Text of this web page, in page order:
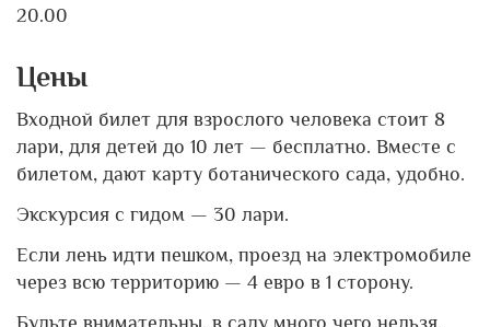
20.00
Цены
Входной билет для взрослого человека стоит 8
лари, для детей до 10 лет — бесплатно. Вместе с
билетом, дают карту ботанического сада, удобно.
Экскурсия с гидом — 30 лари.
Если лень идти пешком, проезд на электромобиле
через всю территорию — 4 евро в 1 сторону.
Будьте внимательны, в саду много чего нельзя.